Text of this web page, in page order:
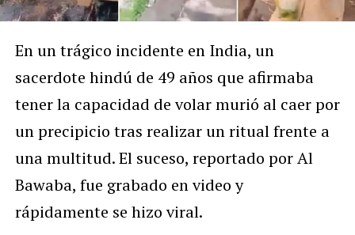
En un trágico incidente en India, un
sacerdote hindú de 49 años que afirmaba
tener la capacidad de volar murió al caer por
un precipicio tras realizar un ritual frente a
una multitud. El suceso, reportado por Al
Bawaba, fue grabado en video y
rápidamente se hizo viral.